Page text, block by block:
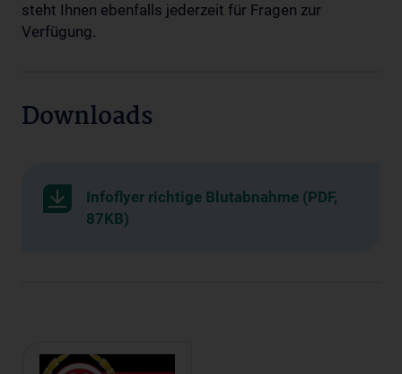
steht Ihnen ebenfalls jederzeit für Fragen zur
Verfügung.
Downloads
Infoflyer richtige Blutabnahme (PDF,
87KB)